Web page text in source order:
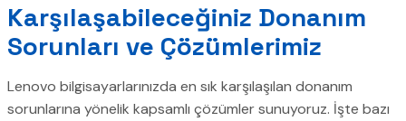
Karşılaşabileceğiniz Donanım
Sorunları ve Çözümlerimiz
Lenovo bilgisayarlarınızda en sık karşılaşılan donanım
sorunlarına yönelik kapsamlı çözümler sunuyoruz. İşte bazı